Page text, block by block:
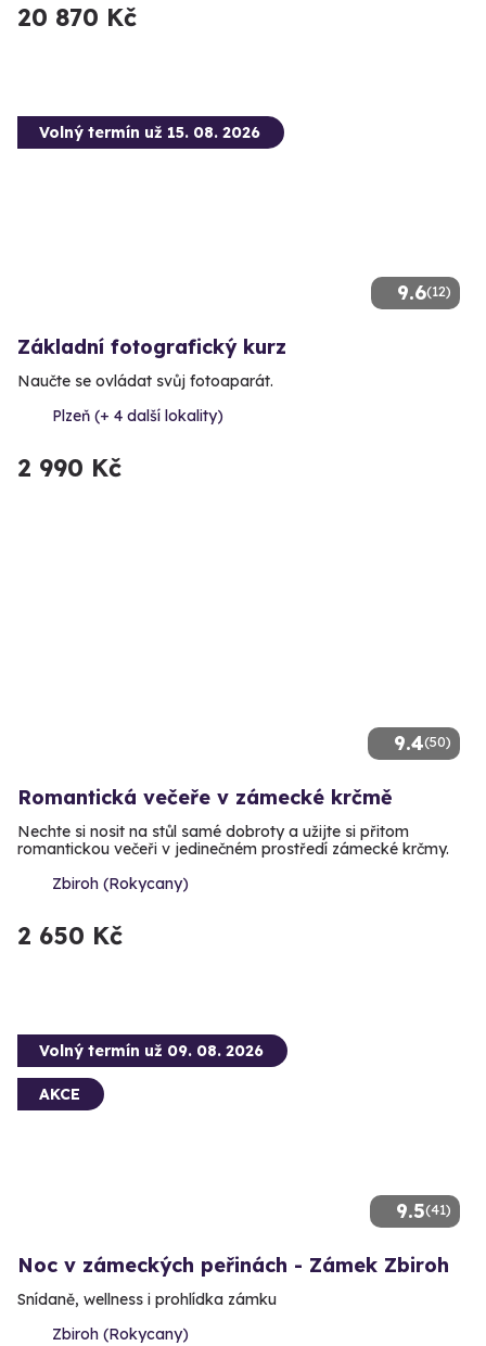
20 870 Kč
9.6(12)
Volný termín už 15. 08. 2026
Základní fotografický kurz
Naučte se ovládat svůj fotoaparát.
Plzeň (+ 4 další lokality)
2 990 Kč
9.4(50)
Romantická večeře v zámecké krčmě
Nechte si nosit na stůl samé dobroty a užijte si přitom
romantickou večeři v jedinečném prostředí zámecké krčmy.
Zbiroh (Rokycany)
2 650 Kč
9.5(41)
Volný termín už 09. 08. 2026
AKCE
Noc v zámeckých peřinách - Zámek Zbiroh
Snídaně, wellness i prohlídka zámku
Zbiroh (Rokycany)